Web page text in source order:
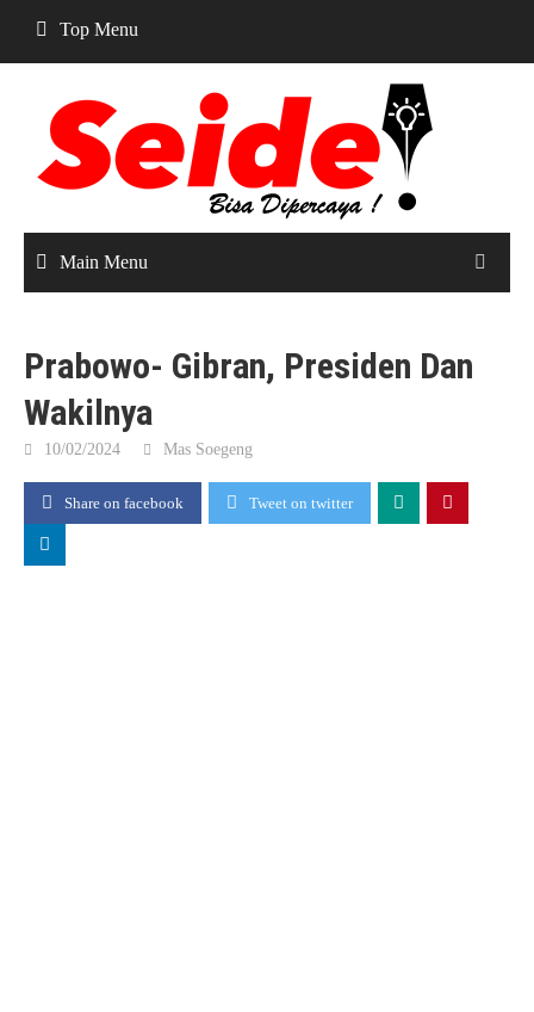
content
Top Menu
Main Menu
Prabowo- Gibran, Presiden Dan
Wakilnya
10/02/2024 Mas Soegeng
Share on facebook Tweet on twitter